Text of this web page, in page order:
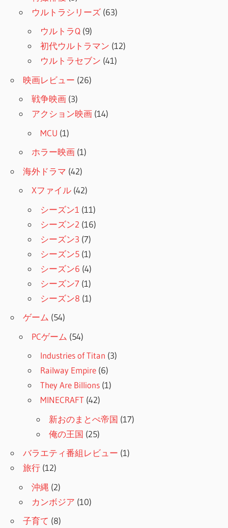
ウルトラシリーズ (63)
ウルトラQ (9)
初代ウルトラマン (12)
ウルトラセブン (41)
映画レビュー (26)
戦争映画 (3)
アクション映画 (14)
MCU (1)
ホラー映画 (1)
海外ドラマ (42)
Xファイル (42)
シーズン1 (11)
シーズン2 (16)
シーズン3 (7)
シーズン5 (1)
シーズン6 (4)
シーズン7 (1)
シーズン8 (1)
ゲーム (54)
PCゲーム (54)
Industries of Titan (3)
Railway Empire (6)
They Are Billions (1)
MINECRAFT (42)
新おのまとぺ帝国 (17)
俺の王国 (25)
バラエティ番組レビュー (1)
旅行 (12)
沖縄 (2)
カンボジア (10)
子育て (8)